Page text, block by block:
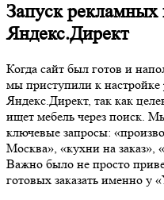
Запуск рекламных
Яндекс.Директ
Когда сайт был готов и
мы приступили к
Яндекс.Директ, так как
ищет мебель через поиск.
ключевые запросы:
Москва», «кухни на заказ»,
Важно было не просто
готовых заказать именно у